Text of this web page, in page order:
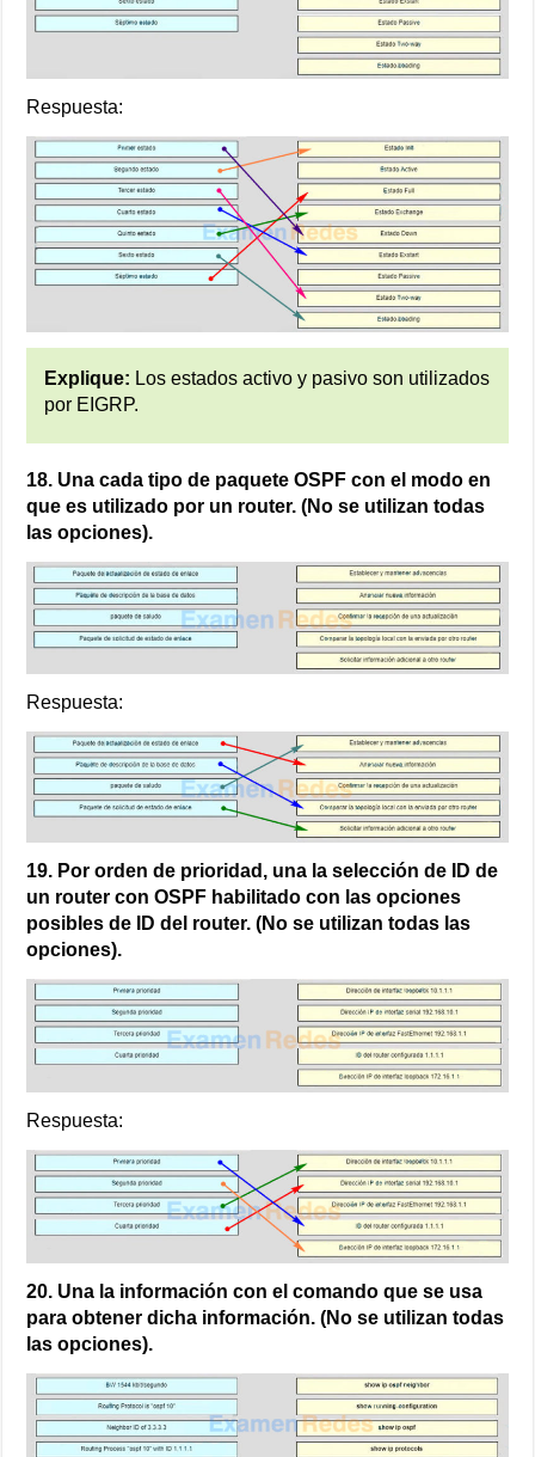
Respuesta:
Explique: Los estados activo y pasivo son utilizados
por EIGRP.
18. Una cada tipo de paquete OSPF con el modo en
que es utilizado por un router. (No se utilizan todas
las opciones).
Respuesta:
19. Por orden de prioridad, una la selección de ID de
un router con OSPF habilitado con las opciones
posibles de ID del router. (No se utilizan todas las
opciones).
Respuesta:
20. Una la información con el comando que se usa
para obtener dicha información. (No se utilizan todas
las opciones).